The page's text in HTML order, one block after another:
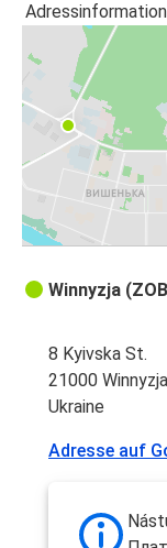
Winnyzja
8 Kyivska St.
21000 Winnyzja
Ukraine
Adresse auf